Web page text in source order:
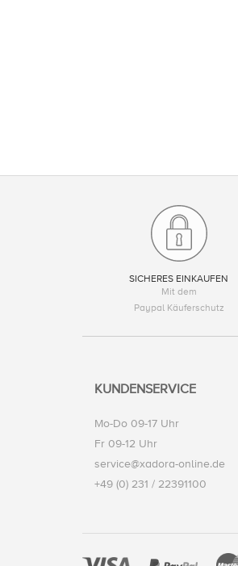
SICHERES EINKAUFEN
Mit dem
Paypal Käuferschutz
KUNDENSERVICE
Mo-Do 09-17 Uhr
Fr 09-12 Uhr
service@xadora-online.de
+49 (0) 231 / 22391100